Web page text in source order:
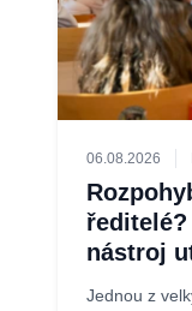
06.08.2026
nástroj
Jednou z